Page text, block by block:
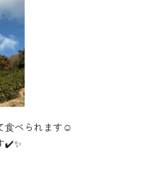
食べられます☺️
✔️✨